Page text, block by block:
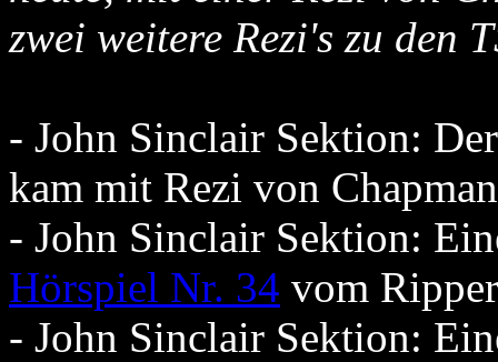
zwei weitere Rezi's zu den
- John Sinclair Sektion:
kam mit Rezi von
- John Sinclair Sektion:
Hörspiel Nr. 34 vom
- John Sinclair Sektion: